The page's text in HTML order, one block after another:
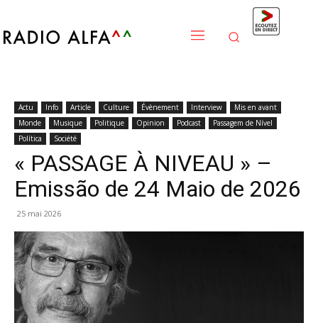
Actu Info Article Culture Évènement Interview
Mis en avant
Monde
Musique Politique Opinion Podcast
Passagem de Nível
Política
Société
« PASSAGE À NIVEAU » –
Emissão de 24 Maio de 2026
25 mai 2026